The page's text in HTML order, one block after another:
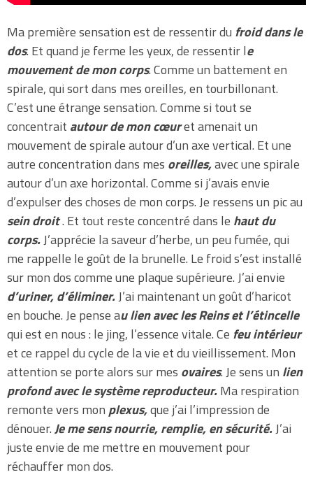
Ma première sensation est de ressentir du froid dans le
dos. Et quand je ferme les yeux, de ressentir le
mouvement de mon corps. Comme un battement en
spirale, qui sort dans mes oreilles, en tourbillonant.
C’est une étrange sensation. Comme si tout se
concentrait autour de mon cœuret amenait un
mouvement de spirale autour d’un axe vertical. Et une
autre concentration dans mes oreilles,avec une spirale
autour d’un axe horizontal. Comme si j’avais envie
d’expulser des choses de mon corps. Je ressens un pic au
sein droit. Et tout reste concentré dans le haut du
corps.J’apprécie la saveur d’herbe, un peu fumée, qui
me rappelle le goût de la brunelle. Le froid s’est installé
sur mon dos comme une plaque supérieure. J’ai envie
d’uriner, d’éliminer.J’ai maintenant un goût d’haricot
en bouche. Je pense au lien avec les Reins et l’étincelle
qui est en nous : le jing, l’essence vitale. Ce feu intérieur
et ce rappel du cycle de la vie et du vieillissement. Mon
attention se porte alors sur mes ovaires. Je sens un lien
profond avec le système reproducteur.Ma respiration
remonte vers mon plexus,que j’ai l’impression de
dénouer.Je me sens nourrie, remplie, en sécurité.J’ai
juste envie de me mettre en mouvement pour
réchauffer mon dos.